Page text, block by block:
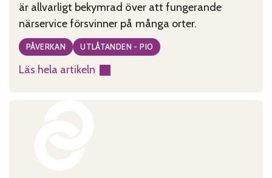
är allvarligt bekymrad över att fungerande
närservice försvinner på många orter.
PÅVERKAN UTLÅTANDEN - PIO
Läs hela artikeln
: